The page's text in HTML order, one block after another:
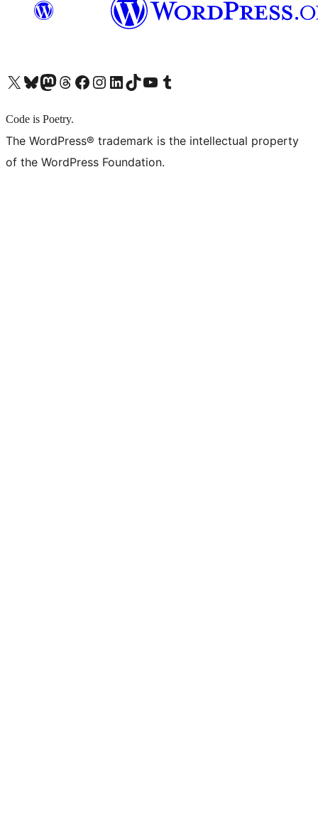
X (旧 Twitter) アカウントへBluesky アカウントへMastodon アカウントへThreads アカウントへ Facebook ページへInstagram アカウントへ LinkedIn アカウントへTikTok アカウントへYouTube チャンネルへ Tumblr アカウントへ
Code is Poetry.
The WordPress® trademark is the intellectual property
of the WordPress Foundation.